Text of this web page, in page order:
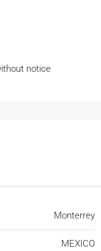
notice
Monterrey
MEXICO